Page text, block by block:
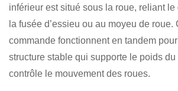
inférieur est situé sous la roue, reliant
la fusée d’essieu ou au moyeu de
commande fonctionnent en tandem
structure stable qui supporte le poids
contrôle le mouvement des roues.